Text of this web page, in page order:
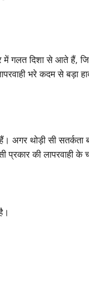
में गलत दिशा से आते हैं,
भरे कदम से बड़ा
थोड़ी सी सतर्कता
प्रकार की लापरवाही